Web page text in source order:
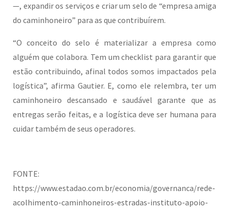
—, expandir os serviços e criar um selo de “empresa amiga
do caminhoneiro” para as que contribuírem.
“O conceito do selo é materializar a empresa como
alguém que colabora. Tem um checklist para garantir que
estão contribuindo, afinal todos somos impactados pela
logística”, afirma Gautier. E, como ele relembra, ter um
caminhoneiro descansado e saudável garante que as
entregas serão feitas, e a logística deve ser humana para
cuidar também de seus operadores.
FONTE:
https://www.estadao.com.br/economia/governanca/rede-
acolhimento-caminhoneiros-estradas-instituto-apoio-